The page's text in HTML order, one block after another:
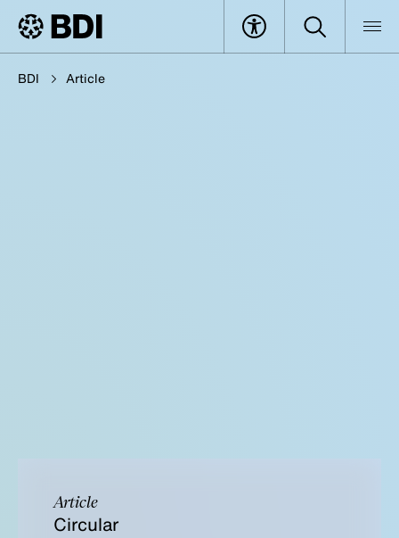
BDI Article
Article
Circular